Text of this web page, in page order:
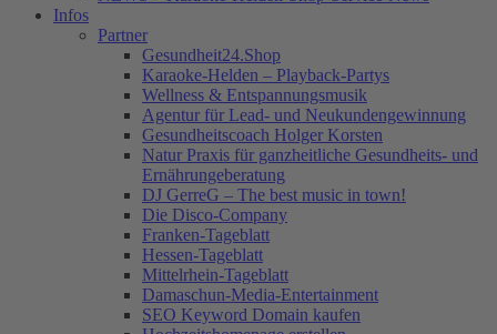
Infos
Partner
Gesundheit24.Shop
Karaoke-Helden – Playback-Partys
Wellness & Entspannungsmusik
Agentur für Lead- und Neukundengewinnung
Gesundheitscoach Holger Korsten
Natur Praxis für ganzheitliche Gesundheits- und
Ernährungeberatung
DJ GerreG – The best music in town!
Die Disco-Company
Franken-Tageblatt
Hessen-Tageblatt
Mittelrhein-Tageblatt
Damaschun-Media-Entertainment
SEO Keyword Domain kaufen